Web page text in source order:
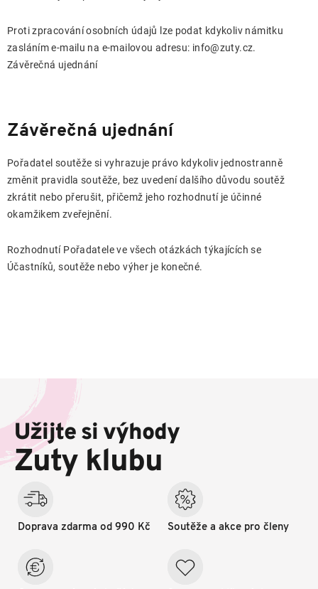
Proti zpracování osobních údajů lze podat kdykoliv námitku
zasláním e-mailu na e-mailovou adresu: info@zuty.cz.
Závěrečná ujednání
Závěrečná ujednání
Pořadatel soutěže si vyhrazuje právo kdykoliv jednostranně
změnit pravidla soutěže, bez uvedení dalšího důvodu soutěž
zkrátit nebo přerušit, přičemž jeho rozhodnutí je účinné
okamžikem zveřejnění.
Rozhodnutí Pořadatele ve všech otázkách týkajících se
Účastníků, soutěže nebo výher je konečné.
a
í
Užijte si výhody
Zuty klubu
Doprava zdarma od 990 Kč Soutěže a akce pro členy